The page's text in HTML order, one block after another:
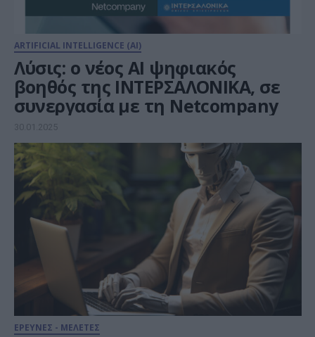
ARTIFICIAL INTELLIGENCE (AI)
Λύσις: ο νέος AI ψηφιακός
βοηθός της ΙΝΤΕΡΣΑΛΟΝΙΚΑ, σε
συνεργασία με τη Netcompany
30.01.2025
ΕΡΕΥΝΕΣ - ΜΕΛΕΤΕΣ